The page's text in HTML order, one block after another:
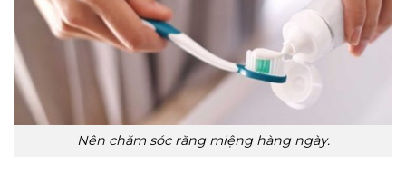
Nên chăm sóc răng miệng hàng ngày.